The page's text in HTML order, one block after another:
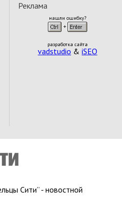
Реклама
нашли ошибку?
разработка сайта
vadstudio & iSEO
Сити” - новостной